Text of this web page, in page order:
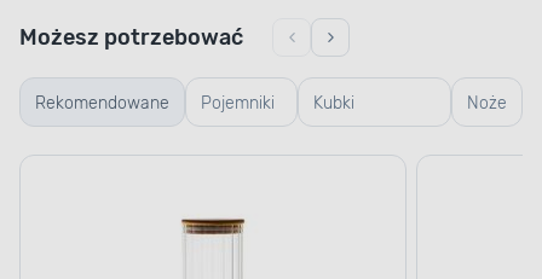
Rekomendowane Pojemniki
szklane
Kubki
termiczne i
Noże
Możesz potrzebować